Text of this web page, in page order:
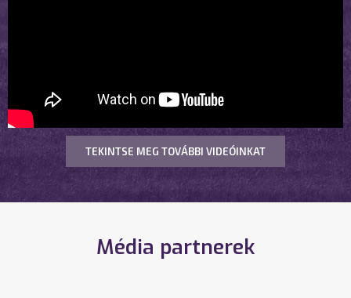
TEKINTSE MEG TOVÁBBI VIDEÓINKAT
Média partnerek